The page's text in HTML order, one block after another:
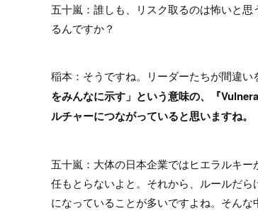
五十嵐：誰しも、リスク取るのは怖いと
るんですか？
稲本：そうですね。リーダーたちが間違
をみんなに示す」という意味の、『
ルチャーにつながっていると思いますね。
五十嵐：大体の日本企業ではヒエラルキ
任もとらないよと。それから、ルールだ
になっていることが多いですよね。そんな